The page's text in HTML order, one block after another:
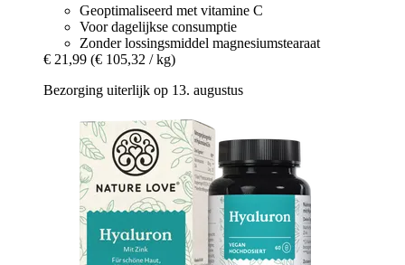
Geoptimaliseerd met vitamine C
Voor dagelijkse consumptie
Zonder lossingsmiddel magnesiumstearaat
€ 21,99 (€ 105,32 / kg)
Bezorging uiterlijk op 13. augustus